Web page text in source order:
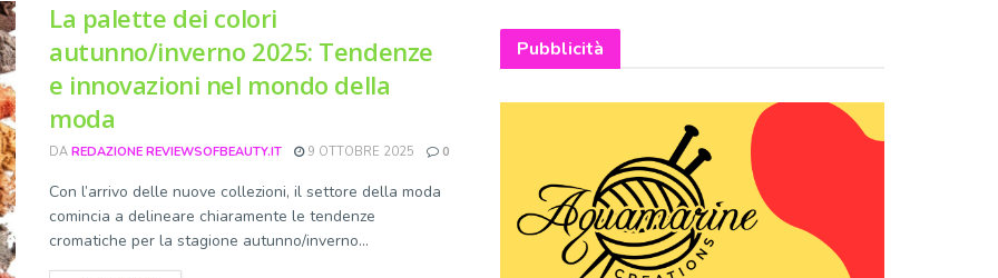
La palette dei colori
autunno/inverno 2025: Tendenze
e innovazioni nel mondo della
moda
DA REDAZIONE REVIEWSOFBEAUTY.IT 9 OTTOBRE 2025 0
Con l’arrivo delle nuove collezioni, il settore della moda
comincia a delineare chiaramente le tendenze
cromatiche per la stagione autunno/inverno...
Pubblicità